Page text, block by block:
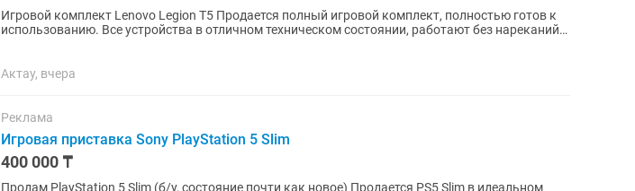
Игровой комплект Lenovo Legion T5 Продается полный игровой комплект, полностью готов к
использованию. Все устройства в отличном техническом состоянии, работают без нареканий.
Актау, вчера
Реклама
Игровая приставка Sony PlayStation 5 Slim
400 000 ₸
Продам PlayStation 5 Slim (б/у, состояние почти как новое) Продается PS5 Slim в идеальном